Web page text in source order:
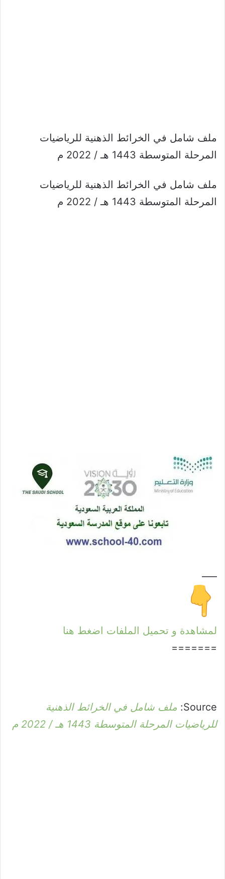
ملف شامل في الخرائط الذهنية للرياضيات
المرحلة المتوسطة 1443 هـ / 2022 م
ملف شامل في الخرائط الذهنية للرياضيات
المرحلة المتوسطة 1443 هـ / 2022 م
—–
لمشاهدة و تحميل الملفات اضغط هنا
=======
Source: ملف شامل في الخرائط الذهنية
للرياضيات المرحلة المتوسطة 1443 هـ / 2022 م